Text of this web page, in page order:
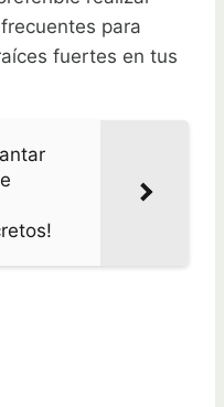
para
fuertes en tus